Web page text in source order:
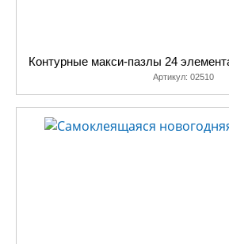
Контурные макси-пазлы 24
Артикул: 02510